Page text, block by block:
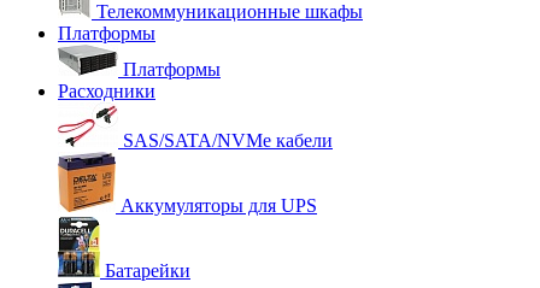
Телекоммуникационные шкафы
Платформы
Платформы
Расходники
SAS/SATA/NVMe кабели
Аккумуляторы для UPS
Батарейки